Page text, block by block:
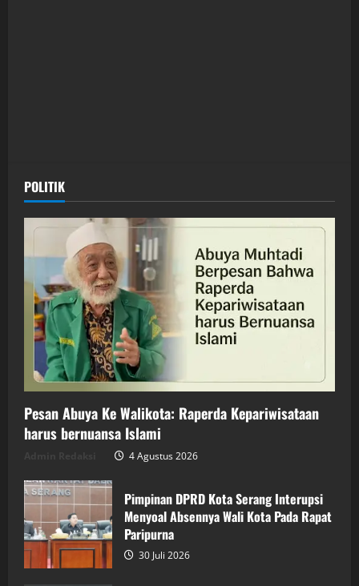
POLITIK
Pesan Abuya Ke Walikota: Raperda Kepariwisataan
harus bernuansa Islami
4 Agustus 2026
Pimpinan DPRD Kota Serang Interupsi
Menyoal Absennya Wali Kota Pada Rapat
Paripurna
30 Juli 2026